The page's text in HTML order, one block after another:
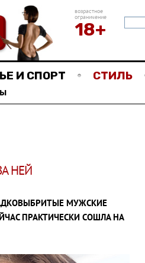
возрастное
ограничение
18+
И СПОРТ СТИЛЬ
НЕЙ
МУЖСКИЕ
ПРАКТИЧЕСКИ СОШЛА НА